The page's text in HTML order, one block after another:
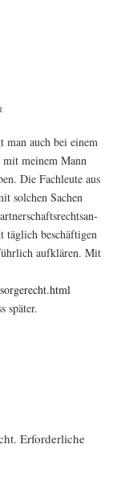
man auch bei einem
mei­nem Mann
Die Fach­leu­te aus
sol­chen Sachen
täg­lich beschäf­ti­gen
auf­klä­ren. Mit
später.
Erforderliche